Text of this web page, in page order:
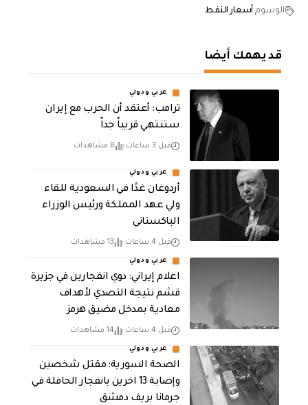
الوسوم أسعار النفط
قد يهمك أيضا
عربي ودولي
‏ترامب: أعتقد أن الحرب مع إيران
ستنتهي قريباً جداً
قبل 3 ساعات 8 مشاهدات
عربي ودولي
أردوغان غدًا في السعودية للقاء
ولي عهد المملكة ورئيس الوزراء
الباكستاني
قبل 4 ساعات 13 مشاهدات
عربي ودولي
اعلام إيراني: دوي انفجارين في جزيرة
قشم نتيجة التصدي لأهداف
معادية بمدخل مضيق هرمز
قبل 4 ساعات 14 مشاهدات
عربي ودولي
الصحة السورية: مقتل شخصين
وإصابة 13 اخرين بانفجار الحافلة في
جرمانا بريف دمشق